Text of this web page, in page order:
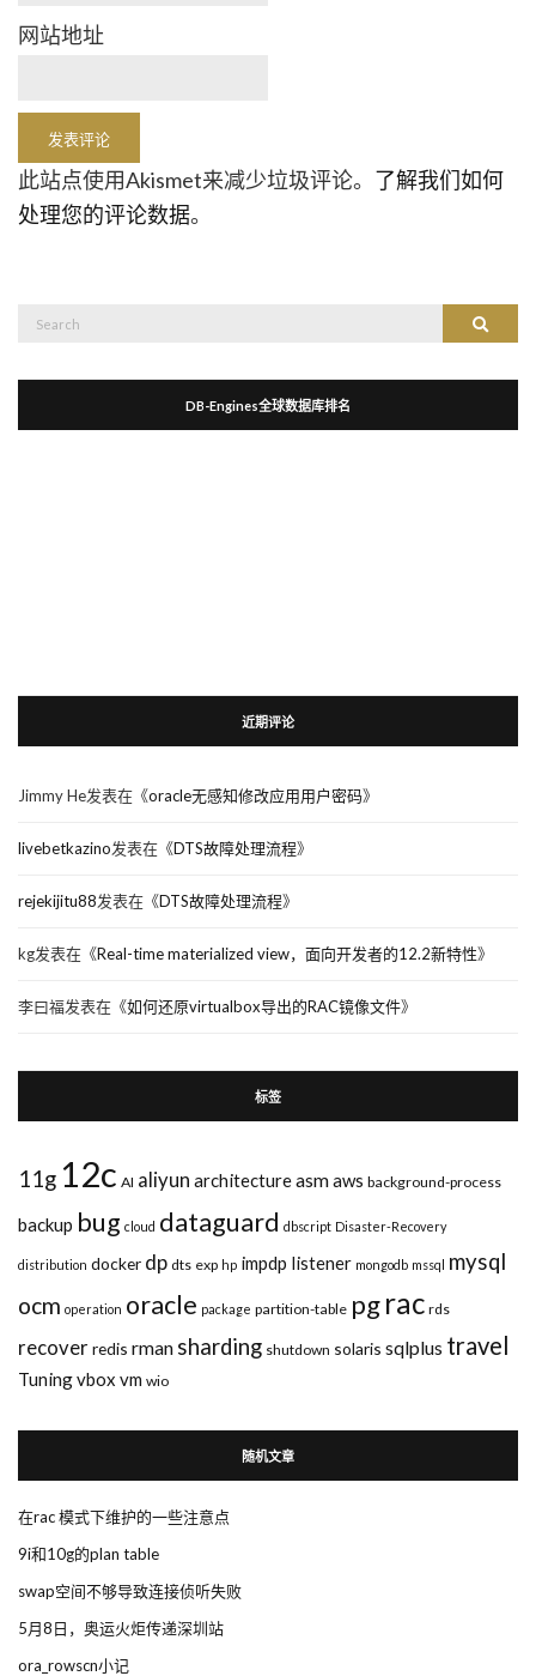
网站地址
此站点使用Akismet来减少垃圾评论。 了解我们如何
处理您的评论数据。
Search
DB-Engines全球数据库排名
近期评论
Jimmy He发表在《oracle无感知修改应用用户密码》
livebetkazino发表在《DTS故障处理流程》
rejekijitu88发表在《DTS故障处理流程》
kg发表在《Real-time materialized view，面向开发者的12.2新特性》
李曰福发表在《如何还原virtualbox导出的RAC镜像文件》
标签
11g 12c AI aliyun architectureasmaws background-process
backup bug cloud dataguard dbscript Disaster-Recovery
distribution docker dp dts exp hp impdp listener mongodb mssql mysql
ocm operation oracle package partition-table pgrac rds
recover redis rman sharding shutdown solaris sqlplus travel
Tuningvbox vm wio
随机文章
在rac 模式下维护的一些注意点
9i和10g的plan table
swap空间不够导致连接侦听失败
5月8日，奥运火炬传递深圳站
ora_rowscn小记